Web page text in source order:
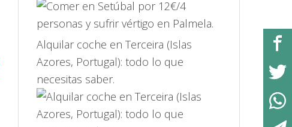
Alquilar coche en Terceira (Islas
Azores, Portugal): todo lo que
necesitas saber.